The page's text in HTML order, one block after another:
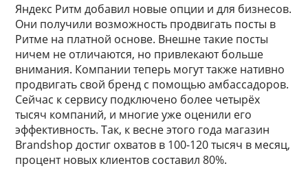
Яндекс Ритм добавил новые опции и для бизнесов.
Они получили возможность продвигать посты в
Ритме на платной основе. Внешне такие посты
ничем не отличаются, но привлекают больше
внимания. Компании теперь могут также нативно
продвигать свой бренд с помощью амбассадоров.
Сейчас к сервису подключено более четырёх
тысяч компаний, и многие уже оценили его
эффективность. Так, к весне этого года магазин
Brandshop достиг охватов в 100-120 тысяч в месяц,
процент новых клиентов составил 80%.